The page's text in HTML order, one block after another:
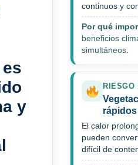
y
continuos y
Por qué
beneficios
simultáneos.
RIESGO
rápidos
El calor
pueden
difícil de